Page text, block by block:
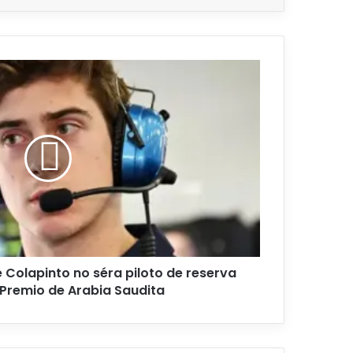
Colapinto no séra piloto de reserva
de Arabia Saudita